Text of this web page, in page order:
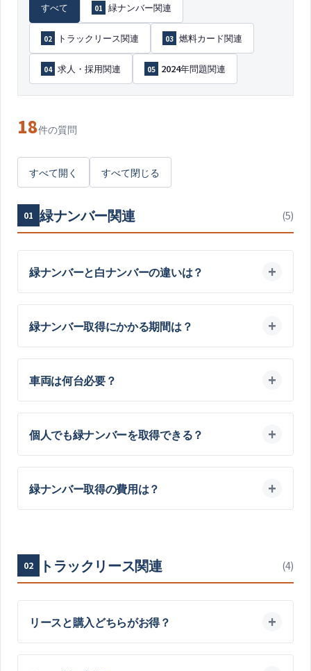
すべて
01 緑ナンバー関連
02 トラックリース関連 03 燃料カード関連
04 求人・採用関連 05 2024年問題関連
18件の質問
すべて開く すべて閉じる
01 緑ナンバー関連 (5)
緑ナンバーと白ナンバーの違いは？
緑ナンバー取得にかかる期間は？
車両は何台必要？
個人でも緑ナンバーを取得できる？
緑ナンバー取得の費用は？
02 トラックリース関連 (4)
リースと購入どちらがお得？